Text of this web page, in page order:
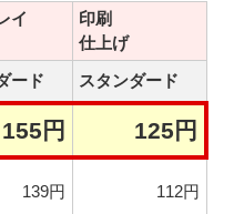
イ
印刷
仕上げ
ード スタンダード
155円 125円
139円 112円